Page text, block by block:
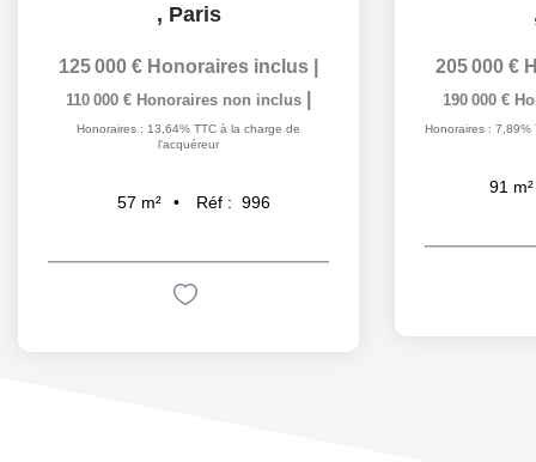
, Paris
125 000 € Honoraires inclus
110 000 € Honoraires non inclus
Honoraires : 13,64% TTC à la charge de
l'acquéreur
57 m² Réf : 996
205 000 €
190 000 €
Honoraires : 7,89%
91 m²